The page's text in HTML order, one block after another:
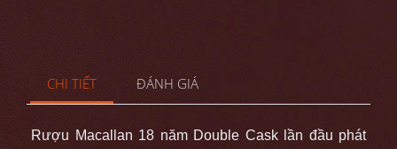
CHI TIẾT ĐÁNH GIÁ
Rượu Macallan 18 năm Double Cask lần đầu phát